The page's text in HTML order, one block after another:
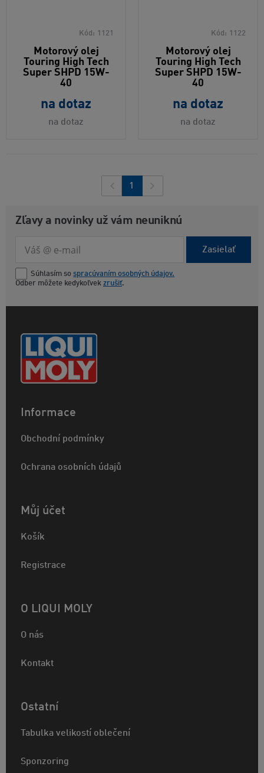
Kód: 1121
Motorový olej
Touring High Tech
Super SHPD 15W-
40
na dotaz
na dotaz
Kód: 1122
Motorový olej
Touring High Tech
Super SHPD 15W-
40
na dotaz
na dotaz
1
Zľavy a novinky už vám neuniknú
Zasielať
Súhlasím so spracúvaním osobných údajov.
Odber môžete kedykoľvek zrušiť.
Informace
Obchodní podmínky
Ochrana osobních údajů
Můj účet
Košík
Registrace
O LIQUI MOLY
O nás
Kontakt
Ostatní
Tabulka velikostí oblečení
Sponzoring